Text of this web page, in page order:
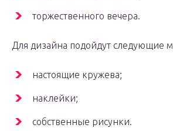
торжественного вечера.
Для дизайна подойдут следующие
настоящие кружева;
наклейки;
собственные рисунки.